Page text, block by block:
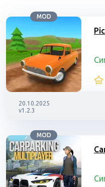
MOD
20.10.2025
v1.2.3
MOD